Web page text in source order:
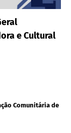
e Cultural
Comunitária de